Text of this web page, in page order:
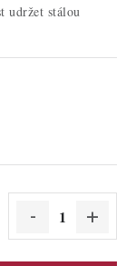
udržet stálou